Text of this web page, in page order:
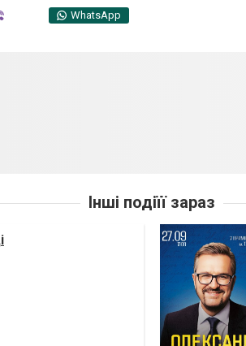
WhatsApp
Інші подіїї зараз